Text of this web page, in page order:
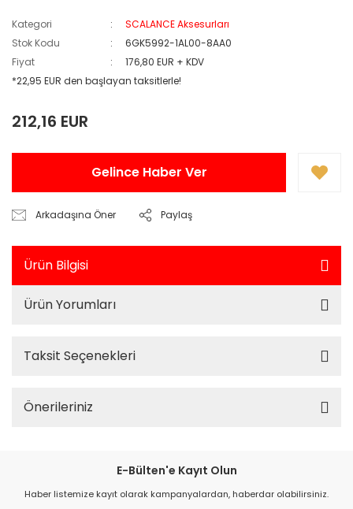
Kategori
SCALANCE Aksesurları
Stok Kodu
6GK5992-1AL00-8AA0
Fiyat
176,80 EUR + KDV
*22,95 EUR den başlayan taksitlerle!
212,16 EUR
Gelince Haber Ver
Arkadaşına Öner Paylaş
Ürün Bilgisi
Ürün Yorumları
Taksit Seçenekleri
Önerileriniz
E-Bülten'e Kayıt Olun
Haber listemize kayıt olarak kampanyalardan, haberdar olabilirsiniz.